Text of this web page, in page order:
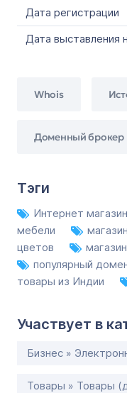
Дата регистрации
Дата выставления
Whois
Доменный брокер
Тэги
Интернет магазин
мебели
цветов
популярный
товары из Индии
Участвует в
Бизнес »
Товары » Товары